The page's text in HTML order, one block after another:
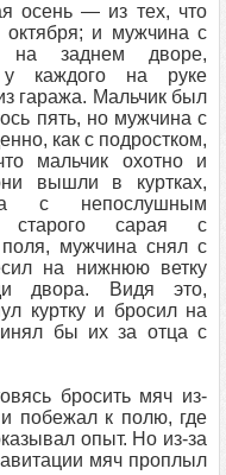
осень — из тех, что
октября; и мужчина с
на заднем дворе,
каждого на руке
гаража. Мальчик был
пять, но мужчина с
как с подростком,
мальчик охотно и
вышли в куртках,
с непослушным
старого сарая с
поля, мужчина снял с
на нижнюю ветку
двора. Видя это,
куртку и бросил на
бы их за отца с
бросить мяч из-
побежал к полю, где
опыт. Но из-за
мяч проплыл